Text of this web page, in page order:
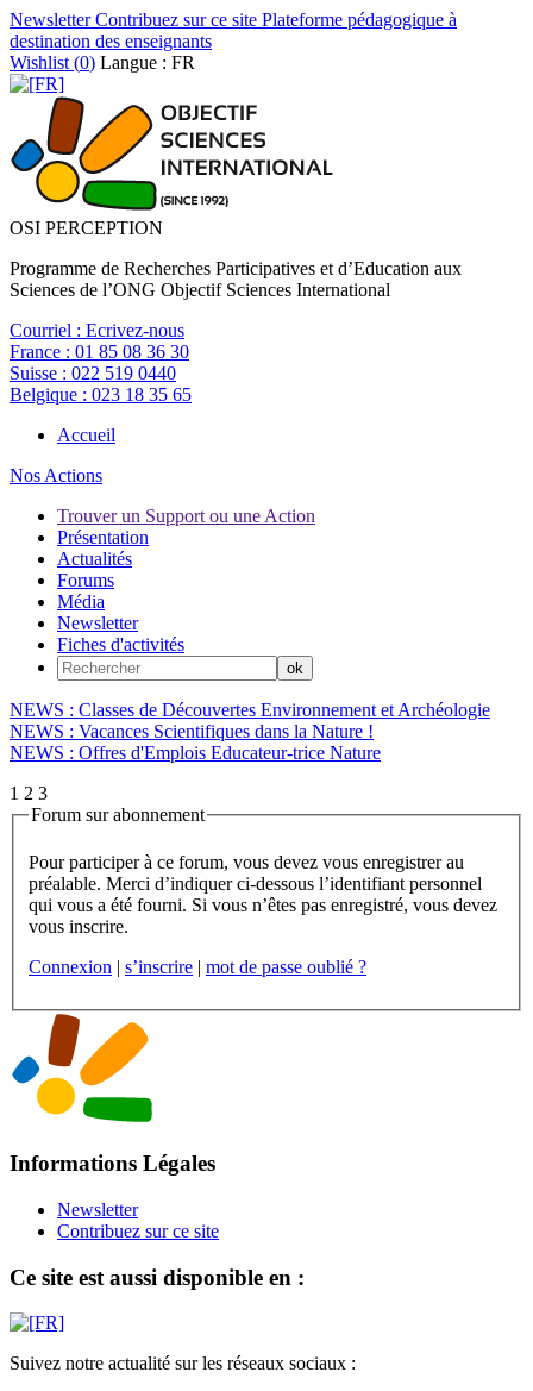
NewsletterContribuez sur ce site Plateforme pédagogique à
destination des enseignants
Wishlist (0) Langue : FR
OSI PERCEPTION
Programme de Recherches Participatives et d’Education aux
Sciences de l’ONG Objectif Sciences International
Courriel : Ecrivez-nous
France : 01 85 08 36 30
Suisse : 022 519 0440
Belgique : 023 18 35 65
Accueil
Nos Actions
Trouver un Support ou une Action
Présentation
Actualités
Forums
Média
Newsletter
Fiches d'activités
NEWS : Classes de Découvertes Environnement et Archéologie
NEWS : Vacances Scientifiques dans la Nature !
NEWS : Offres d'Emplois Educateur-trice Nature
1 2 3
Forum sur abonnement
Pour participer à ce forum, vous devez vous enregistrer au
préalable. Merci d’indiquer ci-dessous l’identifiant personnel
qui vous a été fourni. Si vous n’êtes pas enregistré, vous devez
vous inscrire.
Connexion | s’inscrire | mot de passe oublié ?
Informations Légales
Newsletter
Contribuez sur ce site
Ce site est aussi disponible en :
Suivez notre actualité sur les réseaux sociaux :